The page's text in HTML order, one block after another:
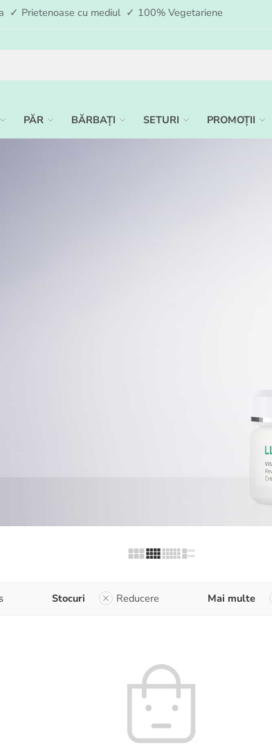
✓ Prietenoase cu mediul ✓ 100% Vegetariene
PĂR BĂRBAȚI SETURI PROMOȚII
Stocuri Reducere Mai multe